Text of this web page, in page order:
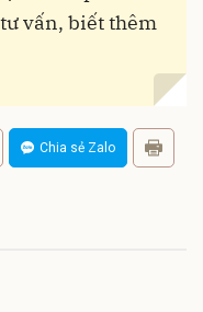
vấn, biết thêm
Chia sẻ Zalo